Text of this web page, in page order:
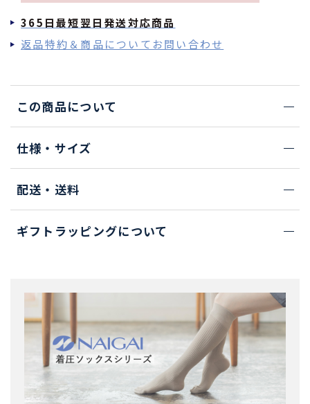
365日最短翌日発送対応商品
返品特約＆商品についてお問い合わせ
この商品について
仕様・サイズ
配送・送料
ギフトラッピングについて